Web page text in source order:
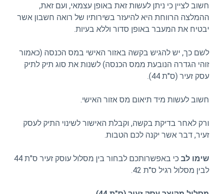
חשוב לציין כי ניתן לעשות זאת באופן עצמאי, ועם זאת,
ההמלצה הרווחת היא להיעזר בשירותיו של רואה חשבון אשר
יבטיח את המעבר באופן סדור וללא בעיות.
לשם כך, יש להגיש בקשה באזור האישי במס הכנסה (כאמור
זוהי הגדרה הנובעת ממס הכנסה) לשנות את סוג תיק לתיק
עסק זעיר (ס"ת 44).
חשוב לעשות מיד תיאום מס אזור האישי.
ורק לאחר בדיקת בקשה, וקבלת האישור לשינוי התיק לעסק
זעיר, דבר אשר יקנה לכם הטבות.
שימו לב
כי באפשרותכם לבחור בין מסלול עוסק זעיר ס"ת 44
לבין מסלול רגיל ס"ת 42.